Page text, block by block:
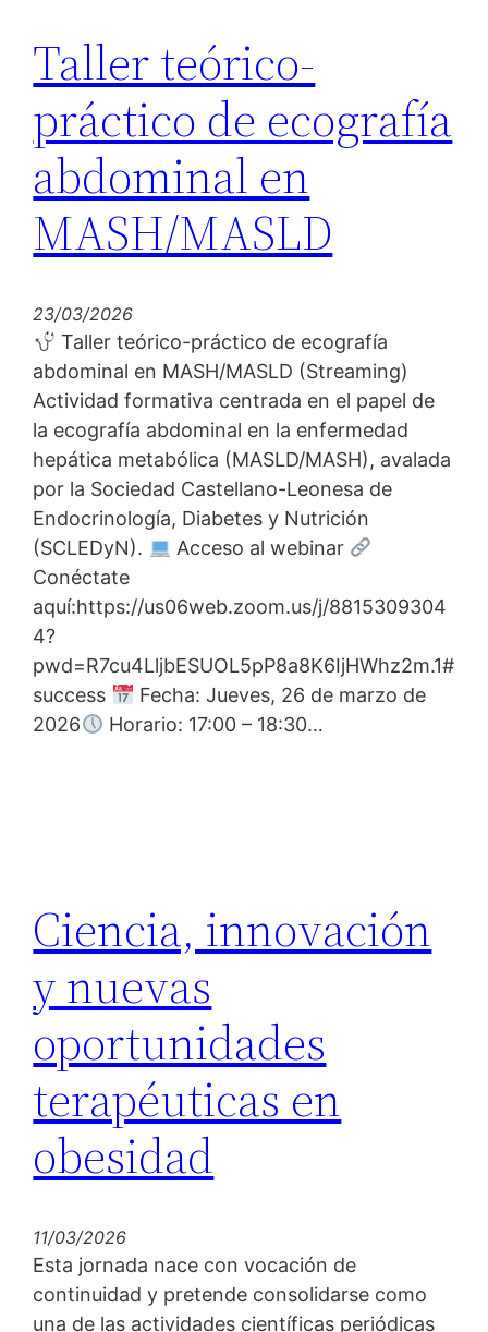
Taller teórico-
práctico de ecografía
abdominal en
MASH/MASLD
23/03/2026
Taller teórico-práctico de ecografía
abdominal en MASH/MASLD (Streaming)
Actividad formativa centrada en el papel de
la ecografía abdominal en la enfermedad
hepática metabólica (MASLD/MASH), avalada
por la Sociedad Castellano-Leonesa de
Endocrinología, Diabetes y Nutrición
(SCLEDyN).
Acceso al webinar
Conéctate
aquí:https://us06web.zoom.us/j/8815309304
4?
pwd=R7cu4LljbESUOL5pP8a8K6IjHWhz2m.1#
success
Fecha: Jueves, 26 de marzo de
2026
Horario: 17:00 – 18:30…
Ciencia, innovación
y nuevas
oportunidades
terapéuticas en
obesidad
11/03/2026
Esta jornada nace con vocación de
continuidad y pretende consolidarse como
una de las actividades científicas periódicas